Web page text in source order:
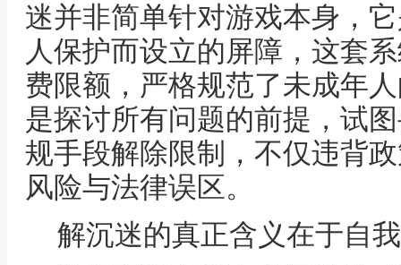
迷并非简单针对游戏本身，
人保护而设立的屏障，这套
费限额，严格规范了未成年
是探讨所有问题的前提，试
规手段解除限制，不仅违背
风险与法律误区。
解沉迷的真正含义在于自